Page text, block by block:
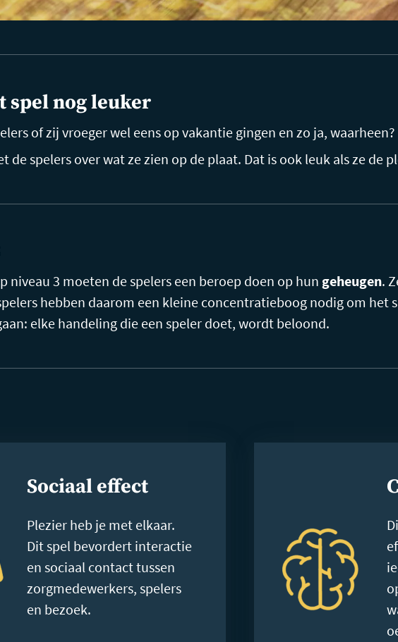
spel nog leuker
of zij vroeger wel eens op vakantie gingen en zo ja, waarheen?
de spelers over wat ze zien op de plaat. Dat is ook leuk als ze de
niveau 3 moeten de spelers een beroep doen op hun geheugen.
hebben daarom een kleine concentratieboog nodig om het
elke handeling die een speler doet, wordt beloond.
Sociaal effect
Plezier heb je met elkaar.
Dit spel bevordert interactie
en sociaal contact tussen
zorgmedewerkers, spelers
en bezoek.